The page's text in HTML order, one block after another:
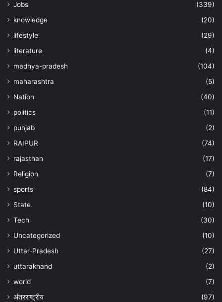
Jobs
(339)
knowledge
(20)
lifestyle
(29)
literature
(4)
madhya-pradesh
(104)
maharashtra
(5)
Nation
(40)
politics
(11)
punjab
(2)
RAIPUR
(74)
rajasthan
(17)
Religion
(7)
sports
(84)
State
(10)
Tech
(30)
Uncategorized
(10)
Uttar-Pradesh
(27)
uttarakhand
(2)
world
(7)
अंतरराष्ट्रीय
(97)